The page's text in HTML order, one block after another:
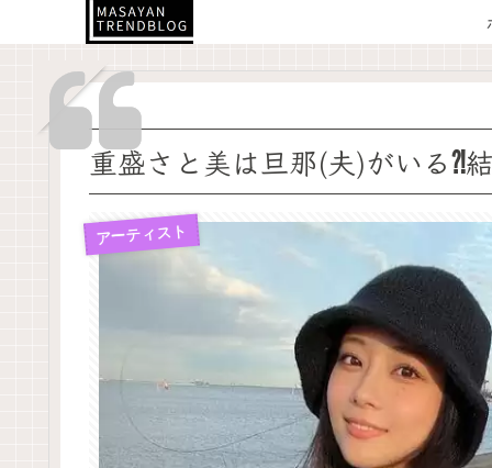
重盛さと美は旦那(夫)がいる⁈
アーティスト